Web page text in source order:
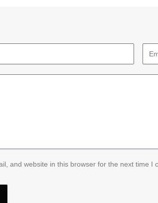
and website in this browser for the next time I